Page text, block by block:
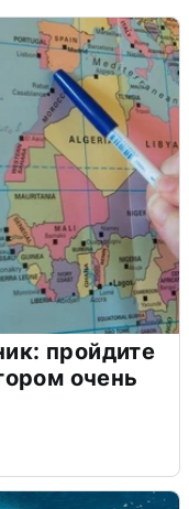
пройдите
очень